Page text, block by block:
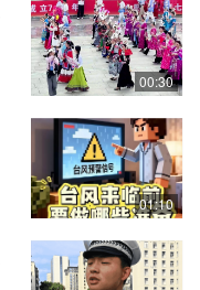
00:30
01:10